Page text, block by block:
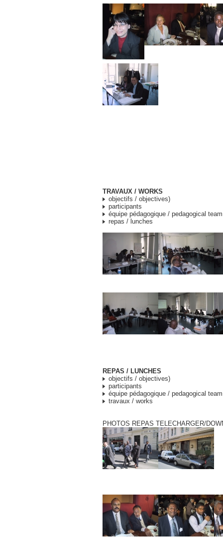
TRAVAUX / WORKS
objectifs / objectives)
participants
équipe pédagogique / pedagogical team
repas / lunches
REPAS / LUNCHES
objectifs / objectives)
participants
équipe pédagogique / pedagogical team
travaux / works
PHOTOS REPAS TELECHARGER/